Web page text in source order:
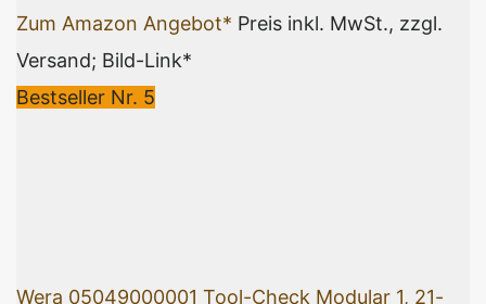
Zum Amazon Angebot* Preis inkl. MwSt., zzgl.
Versand; Bild-Link*
Bestseller Nr. 5
Wera 05049000001 Tool-Check Modular 1, 21-